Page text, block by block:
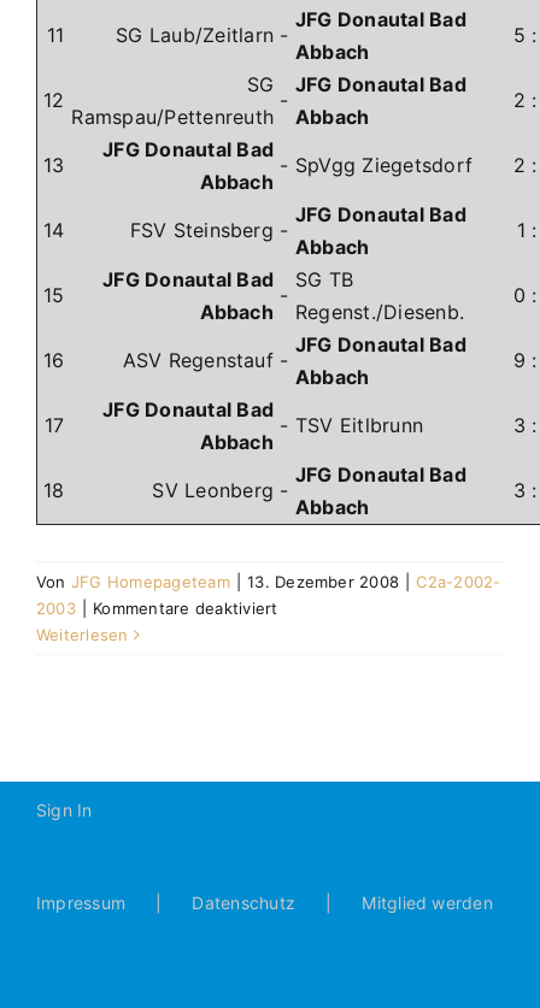
11 SG Laub/Zeitlarn-
JFG Donautal Bad
Abbach
5
12
SG
Ramspau/Pettenreuth
-
JFG Donautal Bad
Abbach
2
13
JFG Donautal Bad
Abbach
- SpVgg Ziegetsdorf 2
14 FSV Steinsberg -
JFG Donautal Bad
Abbach
1
15
JFG Donautal Bad
Abbach
-
SG TB
Regenst./Diesenb.
0
16 ASV Regenstauf-
JFG Donautal Bad
Abbach
9
17
JFG Donautal Bad
Abbach
- TSV Eitlbrunn 3
18 SV Leonberg -
JFG Donautal Bad
Abbach
3
Von JFG Homepageteam 13. Dezember 2008
C2a-2002-
2003
Kommentare deaktiviert
Weiterlesen
Sign In
Impressum Datenschutz Mitglied werden